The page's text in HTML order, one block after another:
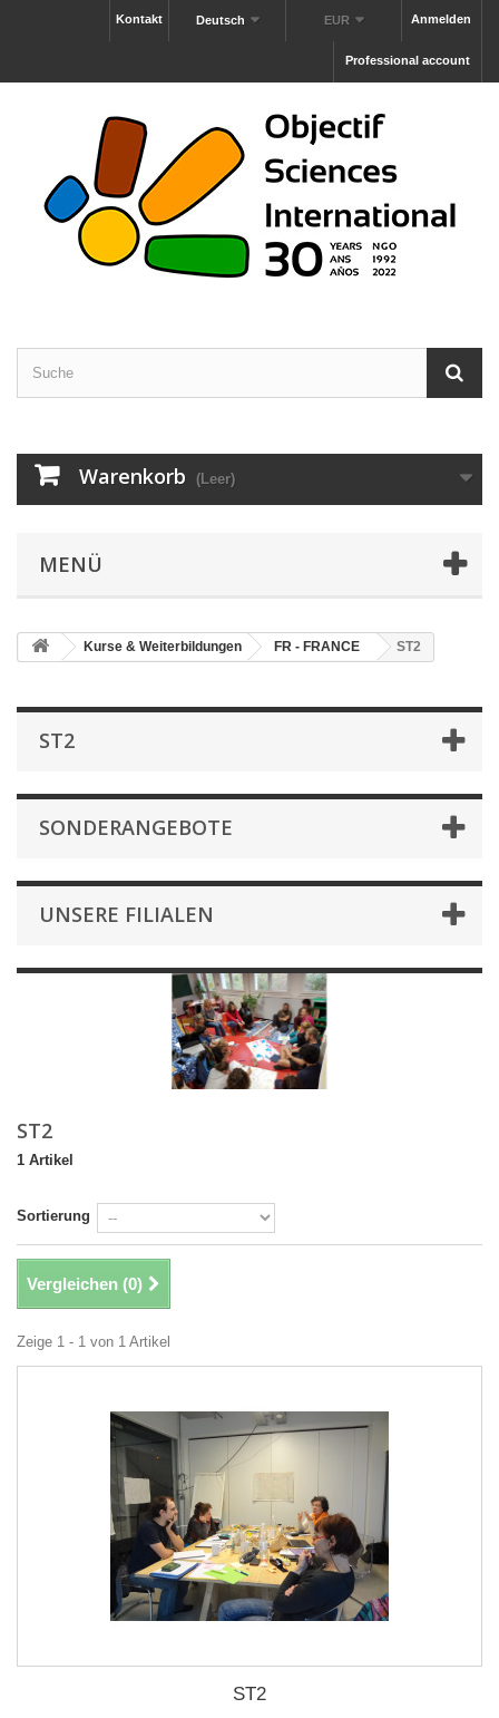
Anmelden
EUR
Deutsch
Kontakt
Professional account
Warenkorb (Leer)
MENÜ
Kurse & Weiterbildungen FR - FRANCE ST2
ST2
SONDERANGEBOTE
UNSERE FILIALEN
ST2
1 Artikel
Sortierung
Vergleichen (0)
Zeige 1 - 1 von 1 Artikel
ST2